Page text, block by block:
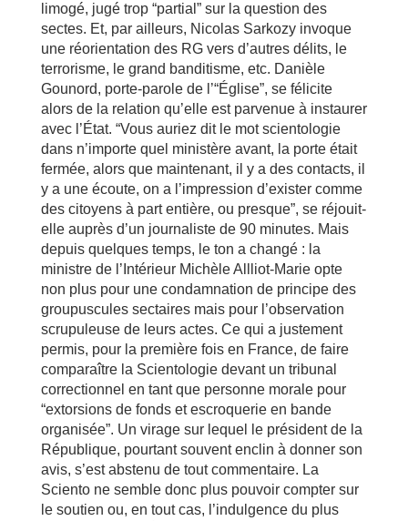
limogé, jugé trop “partial” sur la question des
sectes. Et, par ailleurs, Nicolas Sarkozy invoque
une réorientation des RG vers d’autres délits, le
terrorisme, le grand banditisme, etc. Danièle
Gounord, porte-parole de l’“Église”, se félicite
alors de la relation qu’elle est parvenue à instaurer
avec l’État. “Vous auriez dit le mot scientologie
dans n’importe quel ministère avant, la porte était
fermée, alors que maintenant, il y a des contacts, il
y a une écoute, on a l’impression d’exister comme
des citoyens à part entière, ou presque”, se réjouit-
elle auprès d’un journaliste de 90 minutes. Mais
depuis quelques temps, le ton a changé : la
ministre de l’Intérieur Michèle Allliot-Marie opte
non plus pour une condamnation de principe des
groupuscules sectaires mais pour l’observation
scrupuleuse de leurs actes. Ce qui a justement
permis, pour la première fois en France, de faire
comparaître la Scientologie devant un tribunal
correctionnel en tant que personne morale pour
“extorsions de fonds et escroquerie en bande
organisée”. Un virage sur lequel le président de la
République, pourtant souvent enclin à donner son
avis, s’est abstenu de tout commentaire. La
Sciento ne semble donc plus pouvoir compter sur
le soutien ou, en tout cas, l’indulgence du plus